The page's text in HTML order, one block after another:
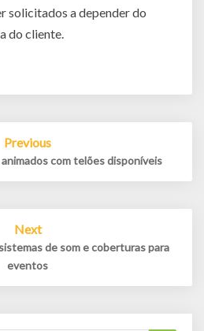
solicitados a depender do
do cliente.
Previous
com telões disponíveis
Next
de som e coberturas para
eventos